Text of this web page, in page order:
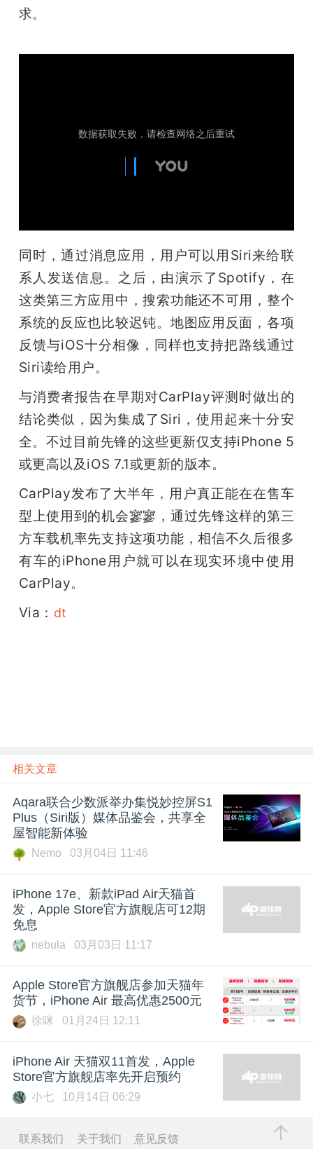
求。
同时，通过消息应用，用户可以用Siri来给联
系人发送信息。之后，由演示了Spotify，在
这类第三方应用中，搜索功能还不可用，整个
系统的反应也比较迟钝。地图应用反面，各项
反馈与iOS十分相像，同样也支持把路线通过
Siri读给用户。
与消费者报告在早期对CarPlay评测时做出的
结论类似，因为集成了Siri，使用起来十分安
全。不过目前先锋的这些更新仅支持iPhone 5
或更高以及iOS 7.1或更新的版本。
CarPlay发布了大半年，用户真正能在在售车
型上使用到的机会寥寥，通过先锋这样的第三
方车载机率先支持这项功能，相信不久后很多
有车的iPhone用户就可以在现实环境中使用
CarPlay。
Via： dt
相关文章
Aqara联合少数派举办集悦妙控屏S1
Plus（Siri版）媒体品鉴会，共享全
屋智能新体验
Nemo 03月04日 11:46
iPhone 17e、新款iPad Air天猫首
发，Apple Store官方旗舰店可12期
免息
nebula 03月03日 11:17
Apple Store官方旗舰店参加天猫年
货节，iPhone Air 最高优惠2500元
徐咪 01月24日 12:11
iPhone Air 天猫双11首发，Apple
Store官方旗舰店率先开启预约
小七 10月14日 06:29
联系我们 关于我们 意见反馈